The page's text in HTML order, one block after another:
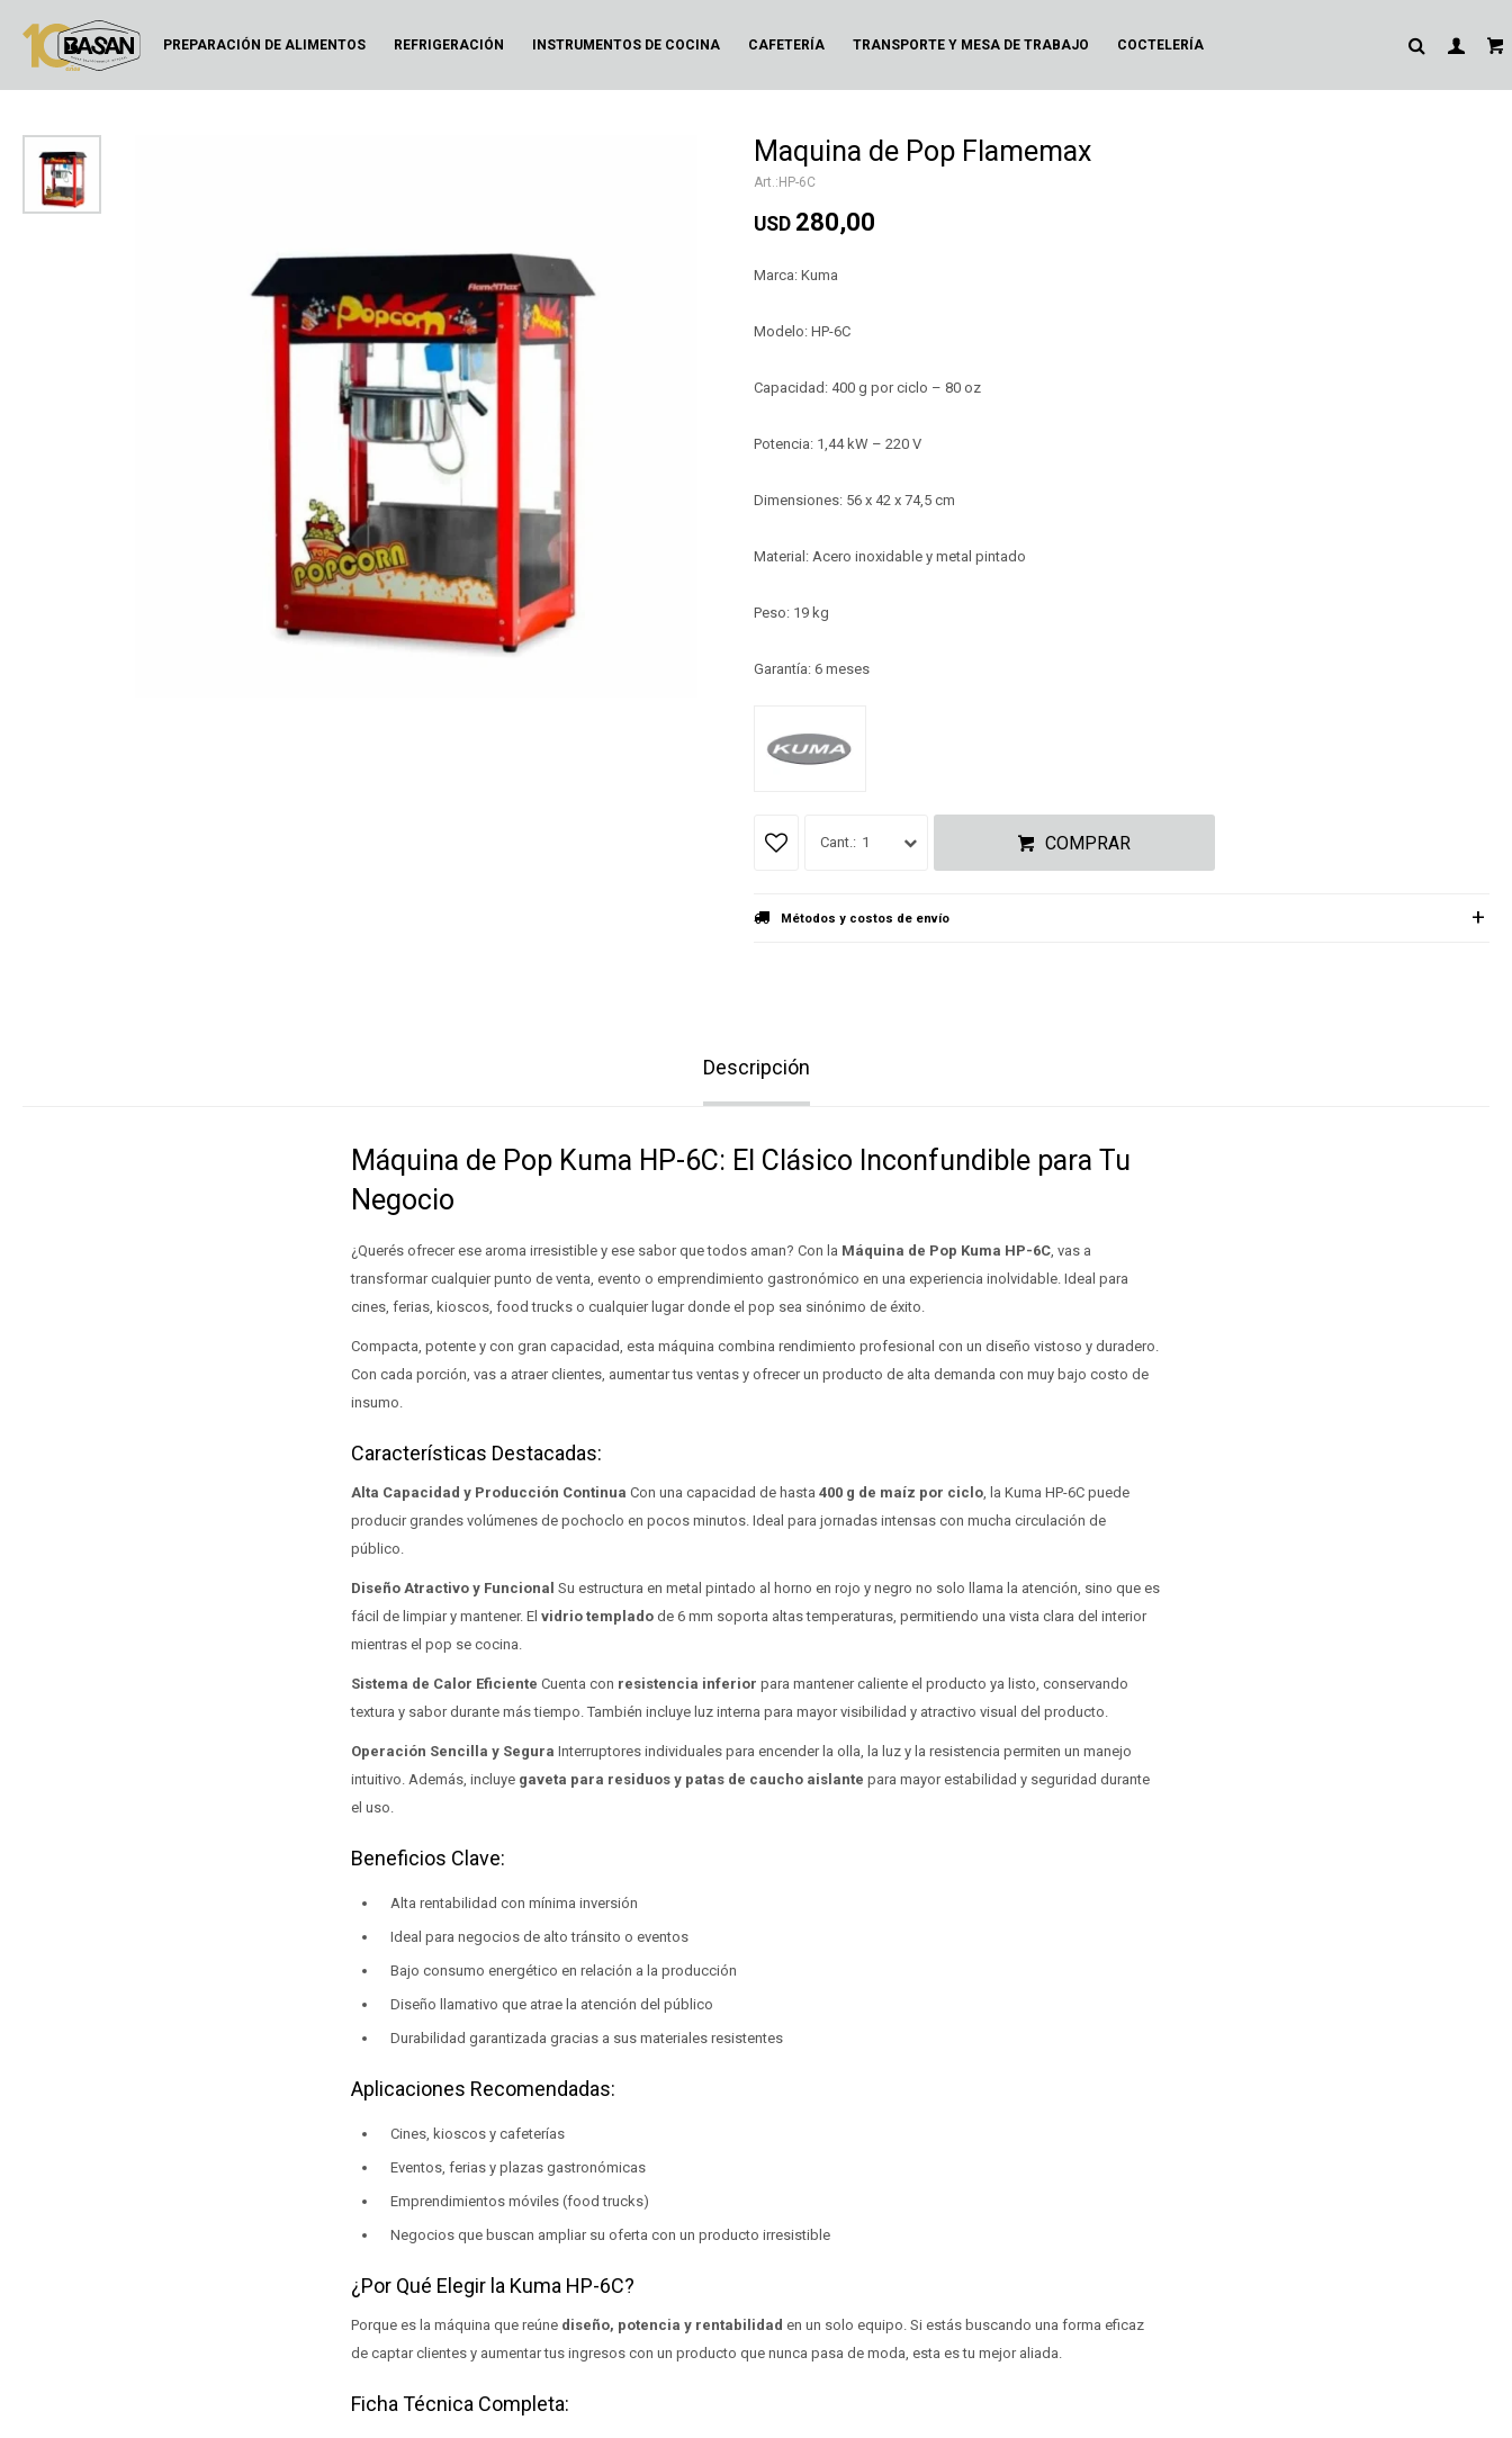
PREPARACIÓN DE ALIMENTOS REFRIGERACIÓN INSTRUMENTOS DE COCINA CAFETERÍA TRANSPORTE Y MESA DE TRABAJO COCTELERÍA
Maquina de Pop Flamemax
HP-6C
USD 280,00
Marca: Kuma
Modelo: HP-6C
Capacidad: 400 g por ciclo – 80 oz
Potencia: 1,44 kW – 220 V
Dimensiones: 56 x 42 x 74,5 cm
Material: Acero inoxidable y metal pintado
Peso: 19 kg
Garantía: 6 meses
1 COMPRAR
Métodos y costos de envío
Descripción
Máquina de Pop Kuma HP-6C: El Clásico Inconfundible para Tu
Negocio
¿Querés ofrecer ese aroma irresistible y ese sabor que todos aman? Con la Máquina de Pop Kuma HP-6C , vas a
transformar cualquier punto de venta, evento o emprendimiento gastronómico en una experiencia inolvidable. Ideal para
cines, ferias, kioscos, food trucks o cualquier lugar donde el pop sea sinónimo de éxito.
Compacta, potente y con gran capacidad, esta máquina combina rendimiento profesional con un diseño vistoso y duradero.
Con cada porción, vas a atraer clientes, aumentar tus ventas y ofrecer un producto de alta demanda con muy bajo costo de
insumo.
Características Destacadas:
Alta Capacidad y Producción Continua Con una capacidad de hasta 400 g de maíz por ciclo , la Kuma HP-6C puede
producir grandes volúmenes de pochoclo en pocos minutos. Ideal para jornadas intensas con mucha circulación de
público.
Diseño Atractivo y Funcional Su estructura en metal pintado al horno en rojo y negro no solo llama la atención, sino que es
fácil de limpiar y mantener. El vidrio templado de 6 mm soporta altas temperaturas, permitiendo una vista clara del interior
mientras el pop se cocina.
Sistema de Calor Eficiente Cuenta con resistencia inferior para mantener caliente el producto ya listo, conservando
textura y sabor durante más tiempo. También incluye luz interna para mayor visibilidad y atractivo visual del producto.
Operación Sencilla y Segura Interruptores individuales para encender la olla, la luz y la resistencia permiten un manejo
intuitivo. Además, incluye gaveta para residuos y patas de caucho aislante para mayor estabilidad y seguridad durante
el uso.
Beneficios Clave:
Alta rentabilidad con mínima inversión
Ideal para negocios de alto tránsito o eventos
Bajo consumo energético en relación a la producción
Diseño llamativo que atrae la atención del público
Durabilidad garantizada gracias a sus materiales resistentes
Aplicaciones Recomendadas:
Cines, kioscos y cafeterías
Eventos, ferias y plazas gastronómicas
Emprendimientos móviles (food trucks)
Negocios que buscan ampliar su oferta con un producto irresistible
¿Por Qué Elegir la Kuma HP-6C?
Porque es la máquina que reúne diseño, potencia y rentabilidad en un solo equipo. Si estás buscando una forma eficaz
de captar clientes y aumentar tus ingresos con un producto que nunca pasa de moda, esta es tu mejor aliada.
Ficha Técnica Completa: